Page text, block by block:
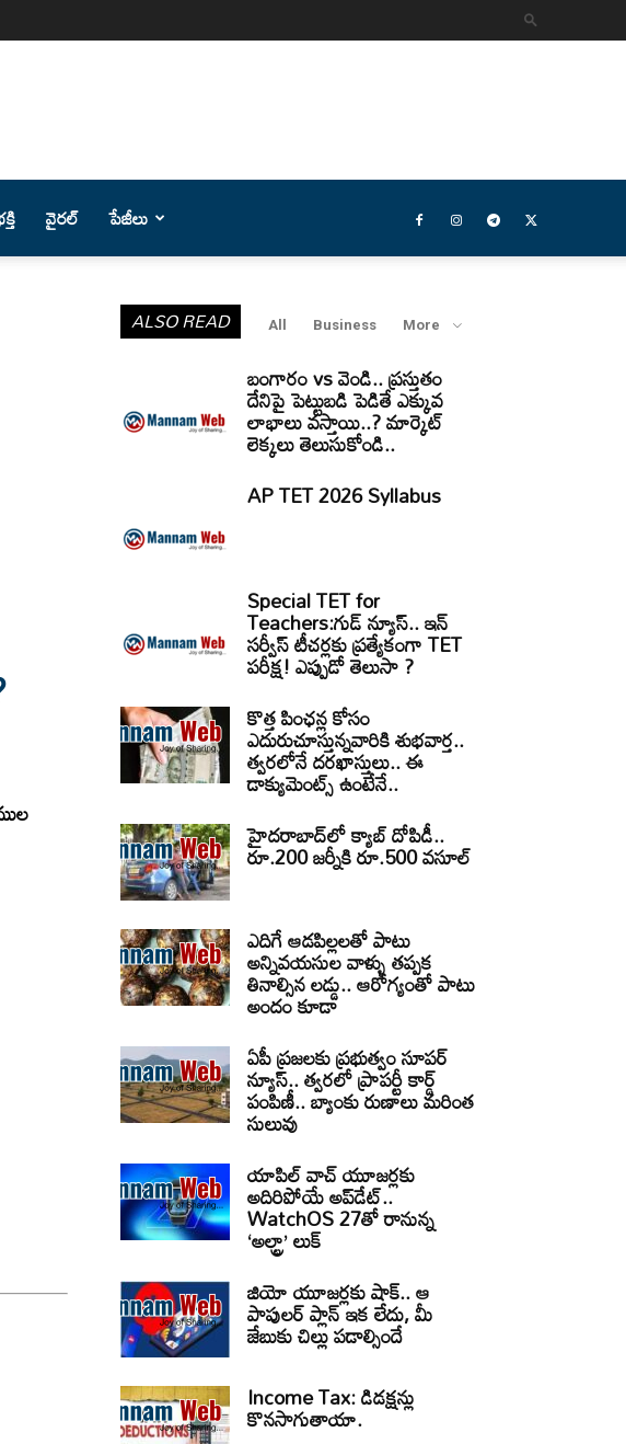
వైరల్ పేజీలు
ALSO READ All Business More
బంగారం vs వెండి.. ప్రస్తుతం
దేనిపై పెట్టుబడి పెడితే ఎక్కువ
లాభాలు వస్తాయి..? మార్కెట్
లెక్కలు తెలుసుకోండి..
AP TET 2026 Syllabus
Special TET for
Teachers:గుడ్ న్యూస్.. ఇన్
సర్వీస్ టీచర్లకు ప్రత్యేకంగా TET
పరీక్ష! ఎప్పుడో తెలుసా ?
కొత్త పింఛన్ల కోసం
ఎదురుచూస్తున్నవారికి శుభవార్త..
త్వరలోనే దరఖాస్తులు.. ఈ
డాక్యుమెంట్స్ ఉంటేనే..
హైదరాబాద్‌లో క్యాబ్‌ దోపిడీ..
రూ.200 జర్నీకి రూ.500 వసూల్
ఎదిగే ఆడపిల్లలతో పాటు
అన్నివయసుల వాళ్ళు తప్పక
తినాల్సిన లడ్డు.. ఆరోగ్యంతో పాటు
అందం కూడా
ఏపీ ప్రజలకు ప్రభుత్వం సూపర్
న్యూస్.. త్వరలో ప్రాపర్టీ కార్డ్
పంపిణీ.. బ్యాంకు రుణాలు మరింత
సులువు
యాపిల్ వాచ్ యూజర్లకు
అదిరిపోయే అప్‌డేట్..
WatchOS 27తో రానున్న
‘అల్ట్రా’ లుక్
జియో యూజర్లకు షాక్.. ఆ
పాపులర్ ప్లాన్ ఇక లేదు, మీ
జేబుకు చిల్లు పడాల్సిందే
Income Tax: డిడక్షన్లు
కొనసాగుతాయా.